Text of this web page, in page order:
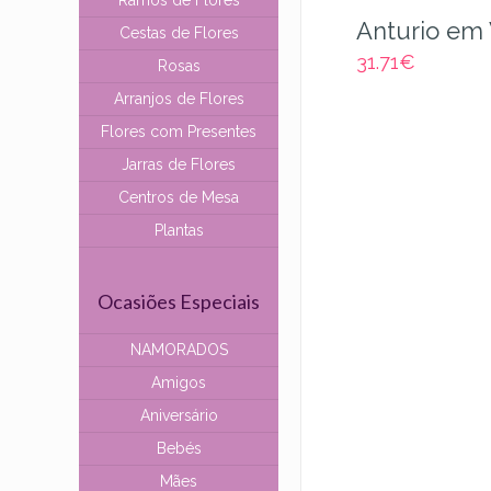
Anturio em
31.71€
Cestas de Flores
Rosas
Arranjos de Flores
Flores com Presentes
Jarras de Flores
Centros de Mesa
Plantas
Ocasiões Especiais
NAMORADOS
Amigos
Aniversário
Bebés
Mães